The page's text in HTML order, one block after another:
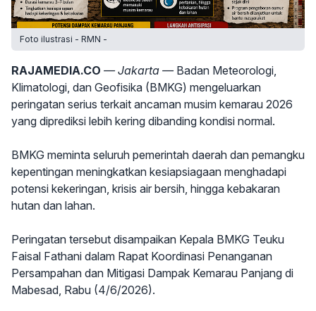
Foto ilustrasi - RMN -
RAJAMEDIA.CO — Jakarta — Badan Meteorologi,
Klimatologi, dan Geofisika (BMKG) mengeluarkan
peringatan serius terkait ancaman musim kemarau 2026
yang diprediksi lebih kering dibanding kondisi normal.
BMKG meminta seluruh pemerintah daerah dan pemangku
kepentingan meningkatkan kesiapsiagaan menghadapi
potensi kekeringan, krisis air bersih, hingga kebakaran
hutan dan lahan.
Peringatan tersebut disampaikan Kepala BMKG Teuku
Faisal Fathani dalam Rapat Koordinasi Penanganan
Persampahan dan Mitigasi Dampak Kemarau Panjang di
Mabesad, Rabu (4/6/2026).